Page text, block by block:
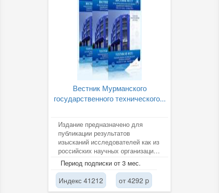
Вестник Мурманского
государственного технического...
Издание предназначено для
публикации результатов
изысканий исследователей как из
российских научных организаций,
так и из учреждений стран
ближнего и...
Период подписки от 3 мес.
Индекс 41212 от 4292 p